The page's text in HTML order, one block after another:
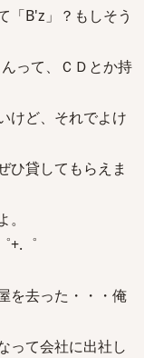
「B'z」？もしそう
って、ＣＤとか持
けど、それでよけ
ひ貸してもらえま
+.゜
を去った・・・俺
って会社に出社し